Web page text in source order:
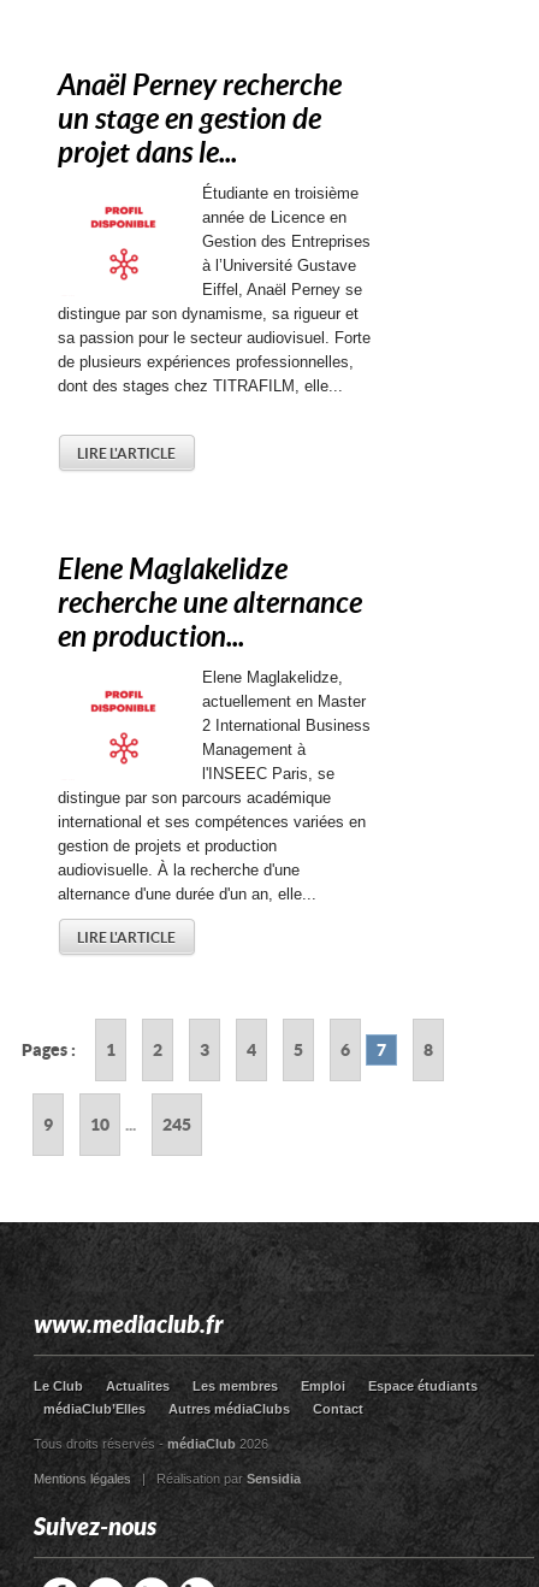
Anaël Perney recherche
un stage en gestion de
projet dans le...
Étudiante en troisième
année de Licence en
Gestion des Entreprises
à l’Université Gustave
Eiffel, Anaël Perney se
distingue par son dynamisme, sa rigueur et
sa passion pour le secteur audiovisuel. Forte
de plusieurs expériences professionnelles,
dont des stages chez TITRAFILM, elle...
LIRE L'ARTICLE
Elene Maglakelidze
recherche une alternance
en production...
Elene Maglakelidze,
actuellement en Master
2 International Business
Management à
l'INSEEC Paris, se
distingue par son parcours académique
international et ses compétences variées en
gestion de projets et production
audiovisuelle. À la recherche d'une
alternance d'une durée d'un an, elle...
LIRE L'ARTICLE
Pages : 1 2 3 4 5 6 7 8
9 10 ... 245
www.mediaclub.fr
Le Club Actualites Les membres Emploi
Espace étudiants
médiaClub’Elles
Autres médiaClubs Contact
Tous droits réservés -médiaClub 2026
Mentions légales| Réalisation parSensidia
Suivez-nous